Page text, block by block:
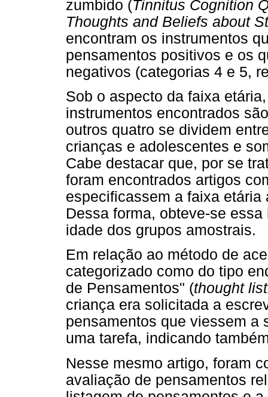
zumbido (Tinnitus Cognition
Thoughts and Beliefs about
encontram os instrumentos
pensamentos positivos e os
negativos (categorias 4 e 5,
Sob o aspecto da faixa
instrumentos encontrados
outros quatro se dividem
crianças e adolescentes e
Cabe destacar que, por se
foram encontrados artigos
especificassem a faixa
Dessa forma, obteve-se
idade dos grupos amostrais.
Em relação ao método de
categorizado como do tipo
de Pensamentos" (thought
criança era solicitada a
pensamentos que viessem a
uma tarefa, indicando
Nesse mesmo artigo, foram
avaliação de pensamentos